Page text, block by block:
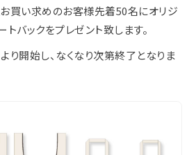
買い求めのお客様先着50名にオリジ
バックをプレゼント致します。
り開始し、なくなり次第終了となりま